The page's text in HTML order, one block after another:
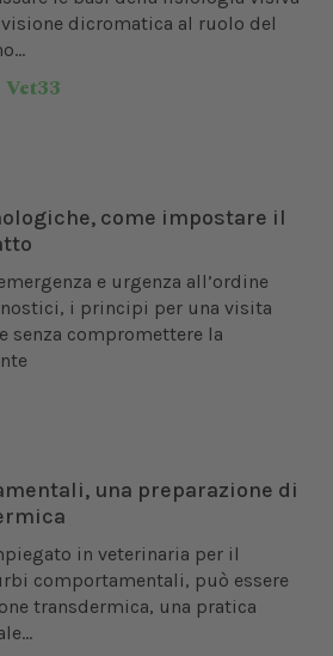
dicromatica al ruolo del
come impostare il
e urgenza all’ordine
i principi per una visita
senza compromettere la
una preparazione di
in veterinaria per il
comportamentali, può essere
transdermica, una pratica